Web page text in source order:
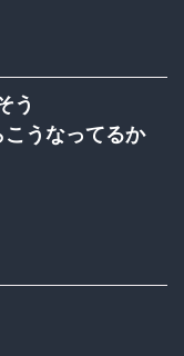
う
うなってるか